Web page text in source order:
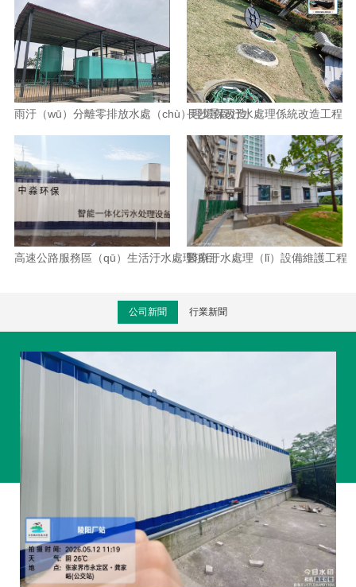
雨汙（wū）分離零排放水處（chù）理環保改造長沙景區汙水處理係統改造工程
高速公路服務區（qū）生活汙水處理項目醫療汙水處理（lǐ）設備維護工程
公司新聞 行業新聞